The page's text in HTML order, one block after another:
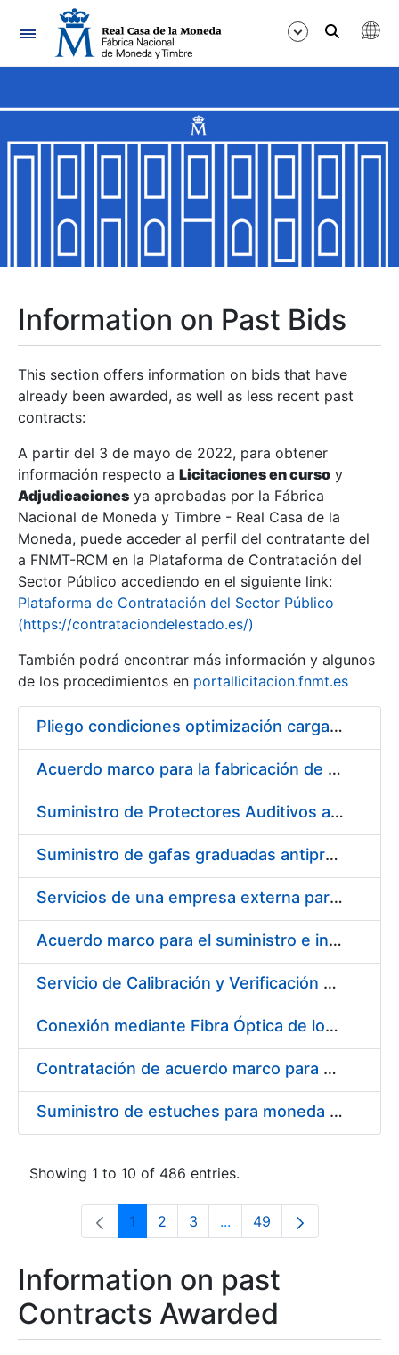
Navigation
Show/Hide
Show/Hide
Show/Hide
Show/Hide
Show/Hide
Show/Hide
Information on Past Bids
This section offers information on bids that have
already been awarded, as well as less recent past
contracts:
A partir del 3 de mayo de 2022, para obtener
información respecto a Licitaciones en curso y
Adjudicaciones ya aprobadas por la Fábrica
Nacional de Moneda y Timbre - Real Casa de la
Moneda, puede acceder al perfil del contratante del
a FNMT-RCM en la Plataforma de Contratación del
Sector Público accediendo en el siguiente link:
Plataforma de Contratación del Sector Público
(https://contrataciondelestado.es/)
También podrá encontrar más información y algunos
de los procedimientos en portallicitacion.fnmt.es
Pliego condiciones optimización cargas compras firmado
Acuerdo marco para la fabricación de piezas
Suministro de Protectores Auditivos a medida para las personas trabajadoras de los Centros de Trabajo de Madrid y Burgos
Suministro de gafas graduadas antiproyecciones para los trabajadores de la FNMT-RCM en los centros de trabajo de Madrid y Burgos
Servicios de una empresa externa para el asesoramiento y resolución de los recursos de alzada que se presentan relacionados con procesos de selección para la FNMT-RCM
Acuerdo marco para el suministro e instalación de persianas, estores y otros complementos
Servicio de Calibración y Verificación Externa de los Equipos de Medición del Servicio de Prevención de la FNMT-RCM
Conexión mediante Fibra Óptica de los Centros de Proceso de Datos (CPDs) de las sedes de la FNMT-RCM de Burgos y Madrid
Contratación de acuerdo marco para el Suministro de Material de Electricidad para la Fábrica Nacional de Moneda y Timbre-Real Casa de la Moneda en su centro de trabajo de Burgos
Suministro de estuches para moneda de 30 €
Showing 1 to 10 of 486 entries.
Page
1 Page
2 Page
3 ...Intermediate Pages Use
Page
49
Information on past
Contracts Awarded